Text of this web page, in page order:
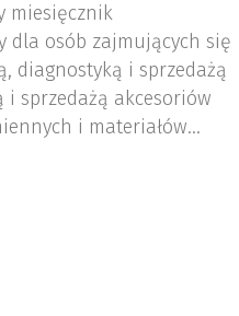
miesięcznik
dla osób zajmujących się
diagnostyką i sprzedażą
sprzedażą akcesoriów
i materiałów